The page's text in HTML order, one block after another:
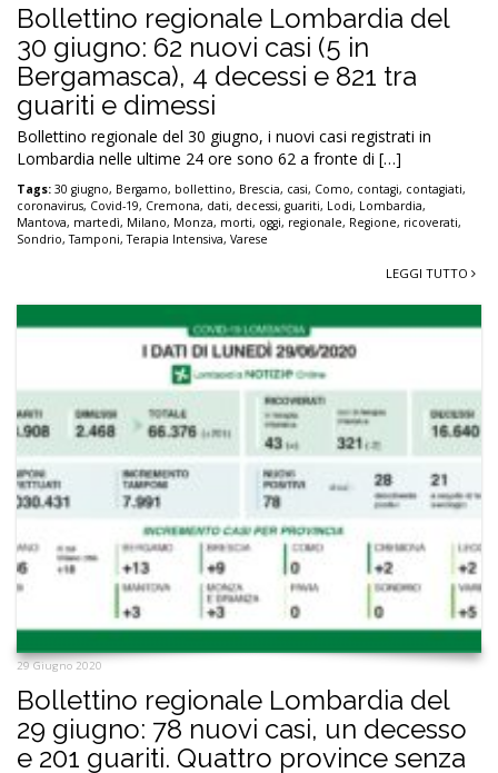
Bollettino regionale Lombardia del
30 giugno: 62 nuovi casi (5 in
Bergamasca), 4 decessi e 821 tra
guariti e dimessi
Bollettino regionale del 30 giugno, i nuovi casi registrati in
Lombardia nelle ultime 24 ore sono 62 a fronte di […]
Tags: 30 giugno, Bergamo, bollettino, Brescia, casi, Como, contagi, contagiati,
coronavirus, Covid-19, Cremona, dati, decessi, guariti, Lodi, Lombardia,
Mantova, martedì, Milano, Monza, morti, oggi, regionale, Regione, ricoverati,
Sondrio,Tamponi,Terapia Intensiva, Varese
LEGGI TUTTO
29 Giugno 2020
Bollettino regionale Lombardia del
29 giugno: 78 nuovi casi, un decesso
e 201 guariti. Quattro province senza